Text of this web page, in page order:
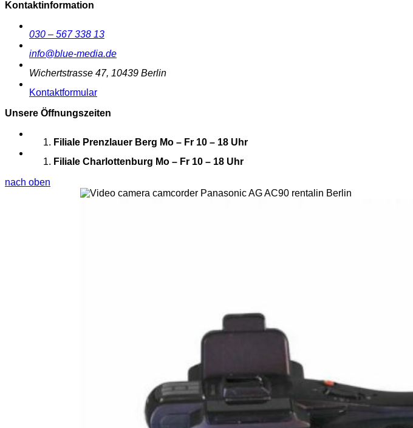
Kontaktinformation
030 – 567 338 13
info@blue-media.de
Wichertstrasse 47, 10439 Berlin
Kontaktformular
Unsere Öffnungszeiten
Filiale Prenzlauer Berg Mo – Fr 10 – 18 Uhr
Filiale Charlottenburg Mo – Fr 10 – 18 Uhr
nach oben